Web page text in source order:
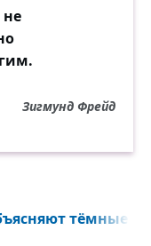
не
Зигмунд Фрейд
тёмные